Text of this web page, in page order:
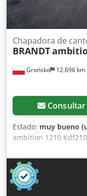
su demostración en
ofertas de este
Grońsko 12.696 km
Chapadora de
BRANDT
Consultar
Estado: muy bueno
ambition 1210
intercambiable
Guillotina inicial
de corte final Grupo
Ciclado de perfil
60 mm Grosor